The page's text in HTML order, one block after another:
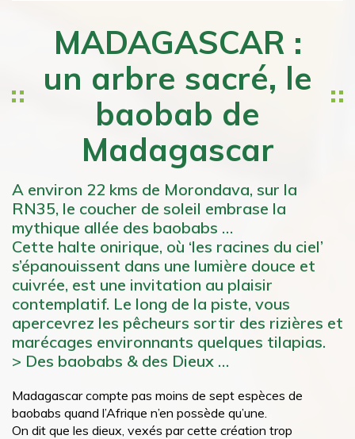
MADAGASCAR :
un arbre sacré, le
baobab de
Madagascar
A environ 22 kms de Morondava, sur la
RN35, le coucher de soleil embrase la
mythique allée des baobabs …
Cette halte onirique, où ‘les racines du ciel’
s’épanouissent dans une lumière douce et
cuivrée, est une invitation au plaisir
contemplatif. Le long de la piste, vous
apercevrez les pêcheurs sortir des rizières et
marécages environnants quelques tilapias.
> Des baobabs & des Dieux …
Madagascar compte pas moins de sept espèces de
baobabs quand l’Afrique n’en possède qu’une.
On dit que les dieux, vexés par cette création trop